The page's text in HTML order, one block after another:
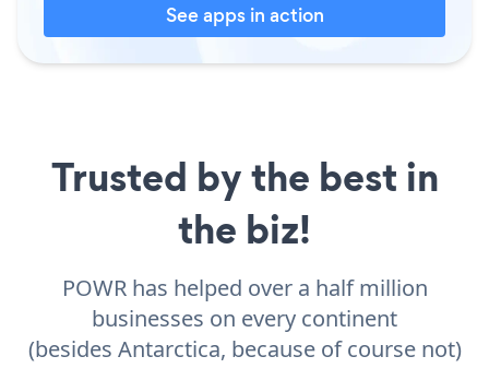
See apps in action
Trusted by the best in
the biz!
POWR has helped over a half million
businesses on every continent
(besides Antarctica, because of course not)